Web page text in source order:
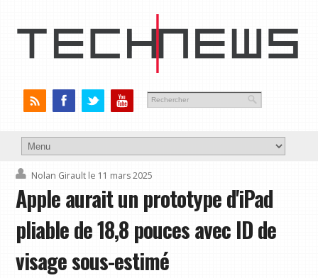
Nolan Girault le 11 mars 2025
Apple aurait un prototype d'iPad
pliable de 18,8 pouces avec ID de
visage sous-estimé